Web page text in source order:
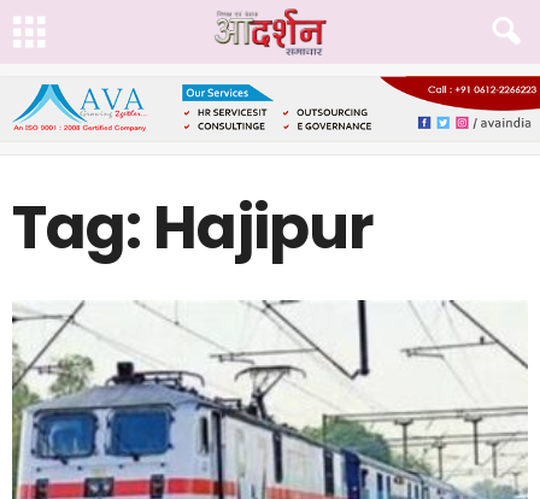
Tag: Hajipur